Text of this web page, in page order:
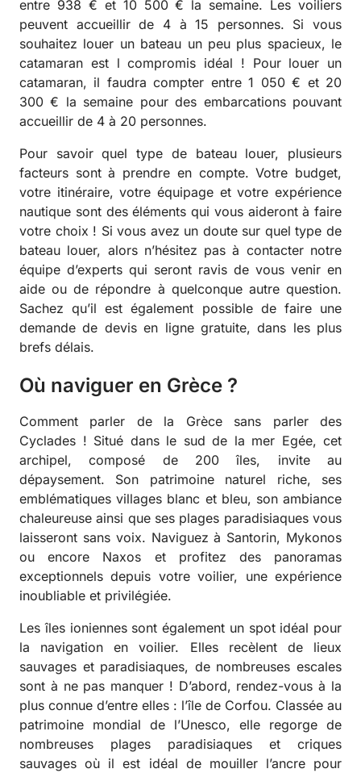
entre 938 € et 10 500 € la semaine. Les voiliers
peuvent accueillir de 4 à 15 personnes. Si vous
souhaitez louer un bateau un peu plus spacieux, le
catamaran est l compromis idéal ! Pour louer un
catamaran, il faudra compter entre 1 050 € et 20
300 € la semaine pour des embarcations pouvant
accueillir de 4 à 20 personnes.
Pour savoir quel type de bateau louer, plusieurs
facteurs sont à prendre en compte. Votre budget,
votre itinéraire, votre équipage et votre expérience
nautique sont des éléments qui vous aideront à faire
votre choix ! Si vous avez un doute sur quel type de
bateau louer, alors n’hésitez pas à contacter notre
équipe d’experts qui seront ravis de vous venir en
aide ou de répondre à quelconque autre question.
Sachez qu’il est également possible de faire une
demande de devis en ligne gratuite, dans les plus
brefs délais.
Où naviguer en Grèce ?
Comment parler de la Grèce sans parler des
Cyclades ! Situé dans le sud de la mer Egée, cet
archipel, composé de 200 îles, invite au
dépaysement. Son patrimoine naturel riche, ses
emblématiques villages blanc et bleu, son ambiance
chaleureuse ainsi que ses plages paradisiaques vous
laisseront sans voix. Naviguez à Santorin, Mykonos
ou encore Naxos et profitez des panoramas
exceptionnels depuis votre voilier, une expérience
inoubliable et privilégiée.
Les îles ioniennes sont également un spot idéal pour
la navigation en voilier. Elles recèlent de lieux
sauvages et paradisiaques, de nombreuses escales
sont à ne pas manquer ! D’abord, rendez-vous à la
plus connue d’entre elles : l’île de Corfou. Classée au
patrimoine mondial de l’Unesco, elle regorge de
nombreuses plages paradisiaques et criques
sauvages où il est idéal de mouiller l’ancre pour